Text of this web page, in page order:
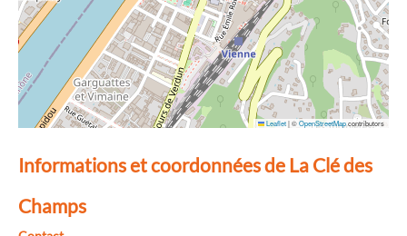
Leaflet|©OpenStreetMapcontributors
Informations et coordonnées de La Clé des
Champs